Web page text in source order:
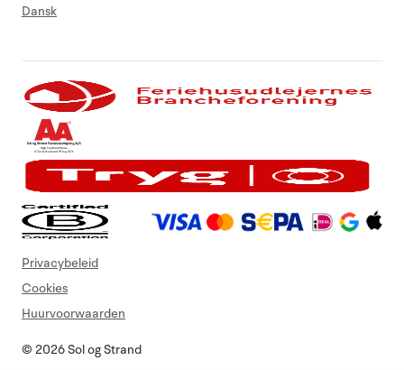
Dansk
© 2026 Sol og Strand
Privacybeleid
Cookies
Huurvoorwaarden